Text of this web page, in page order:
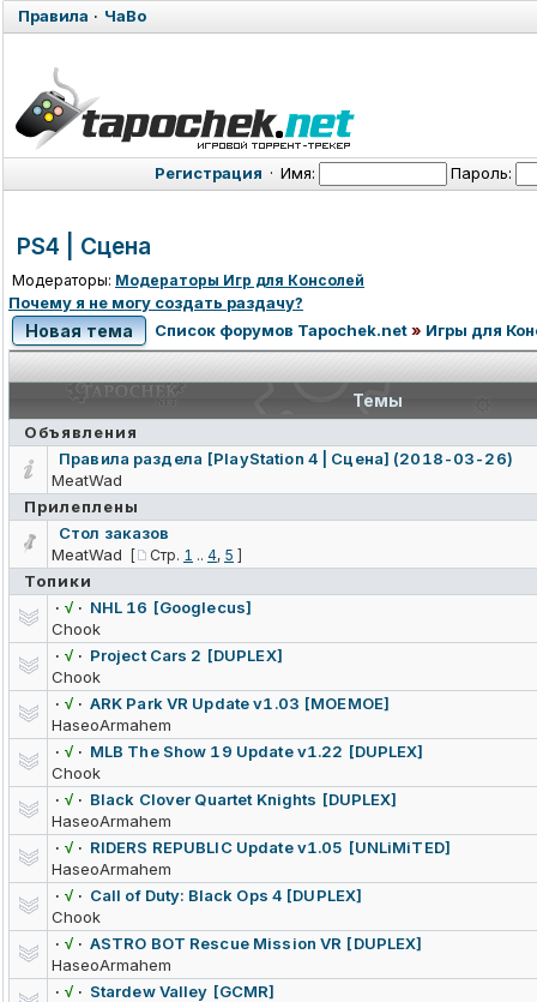
Правила · ЧаВо
Регистрация · Имя: Пароль:
PS4 | Сцена
Модераторы: Модераторы Игр для Консолей
Почему я не могу создать раздачу?
Новая тема Список форумов Tapochek.net» Игры для
Темы
Объявления
Правила раздела [PlayStation 4 | Сцена] (2018-03-26)
MeatWad
Прилеплены
Стол заказов
MeatWad
[ Стр. 1 .. 4, 5 ]
Топики
· √ · NHL 16 [Googlecus]
Chook
· √ · Project Cars 2 [DUPLEX]
Chook
· √ · ARK Park VR Update v1.03 [MOEMOE]
HaseoArmahem
· √ · MLB The Show 19 Update v1.22 [DUPLEX]
Chook
· √ · Black Clover Quartet Knights [DUPLEX]
HaseoArmahem
· √ · RIDERS REPUBLIC Update v1.05 [UNLiMiTED]
HaseoArmahem
· √ · Call of Duty: Black Ops 4 [DUPLEX]
Chook
· √ · ASTRO BOT Rescue Mission VR [DUPLEX]
HaseoArmahem
· √ · Stardew Valley [GCMR]